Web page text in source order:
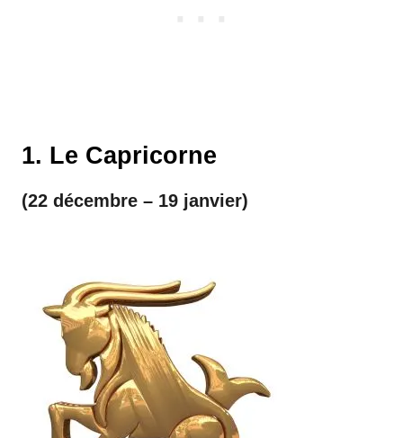
1. Le Capricorne
(22 décembre – 19 janvier)